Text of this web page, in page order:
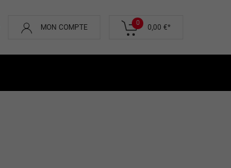
MON COMPTE
0
0,00 €*